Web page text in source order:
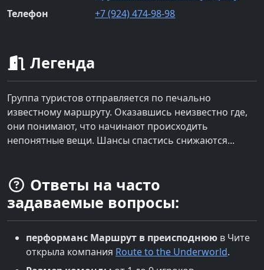
Телефон
+7 (924) 474-98-98
Легенда
Группа туристов отправляется по печально
известному маршруту. Оказавшись неизвестно где,
они понимают, что начинают происходить
непонятные вещи. Шансы спастись снижаются...
Ответы на часто
задаваемые вопросы:
перформанс Маршрут в преисподнюю в Чите
открыла компания Route to the Underworld.